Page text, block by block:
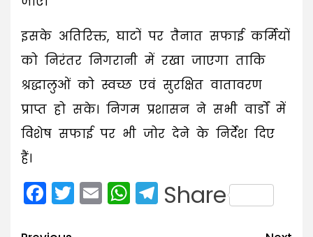
इसके अतिरिक्त, घाटों पर तैनात सफाई कर्मियों
को निरंतर निगरानी में रखा जाएगा ताकि
श्रद्धालुओं को स्वच्छ एवं सुरक्षित वातावरण
प्राप्त हो सके। निगम प्रशासन ने सभी वार्डों में
विशेष सफाई पर भी जोर देने के निर्देश दिए
हैं।
Facebook
Twitter
EmailWhatsApp
Telegram
Share